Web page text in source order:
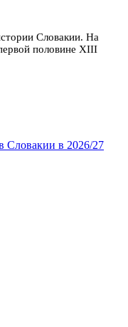
Словакии. На
половине XIII
Словакии в 2026/27